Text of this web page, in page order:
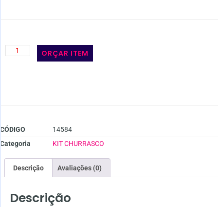
ORÇAR ITEM
CÓDIGO
14584
Categoria
KIT CHURRASCO
Descrição Avaliações (0)
Descrição